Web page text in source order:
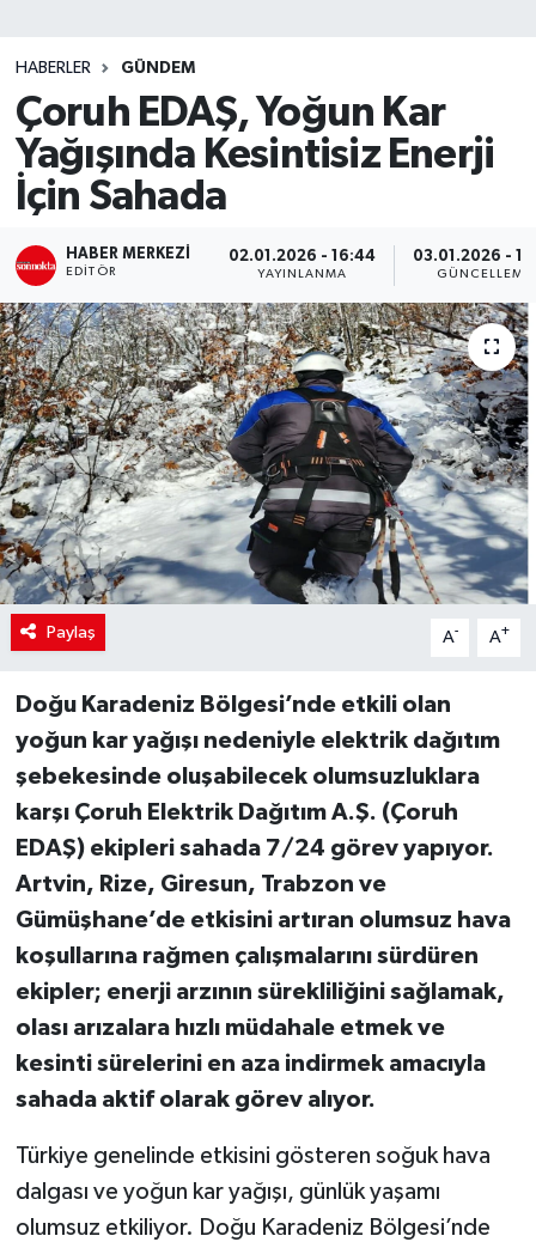
HABERLER GÜNDEM
Çoruh EDAŞ, Yoğun Kar
Yağışında Kesintisiz Enerji
İçin Sahada
HABER MERKEZI
EDITÖR
02.01.2026 - 16:44
YAYINLANMA
03.01.2026 -
GÜNCELLEME
Paylaş A- A+
Doğu Karadeniz Bölgesi’nde etkili olan
yoğun kar yağışı nedeniyle elektrik dağıtım
şebekesinde oluşabilecek olumsuzluklara
karşı Çoruh Elektrik Dağıtım A.Ş. (Çoruh
EDAŞ) ekipleri sahada 7/24 görev yapıyor.
Artvin, Rize, Giresun, Trabzon ve
Gümüşhane’de etkisini artıran olumsuz hava
koşullarına rağmen çalışmalarını sürdüren
ekipler; enerji arzının sürekliliğini sağlamak,
olası arızalara hızlı müdahale etmek ve
kesinti sürelerini en aza indirmek amacıyla
sahada aktif olarak görev alıyor.
Türkiye genelinde etkisini gösteren soğuk hava
dalgası ve yoğun kar yağışı, günlük yaşamı
olumsuz etkiliyor. Doğu Karadeniz Bölgesi’nde
Teknoloji
TRABZON